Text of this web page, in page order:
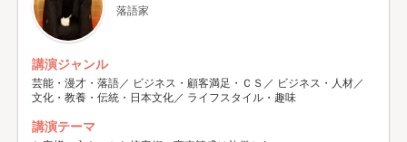
落語家
講演ジャンル
芸能・漫才・落語／ ビジネス・顧客満足・ＣＳ／ ビジネス・人材／
文化・教養・伝統・日本文化／ ライフスタイル・趣味
講演テーマ